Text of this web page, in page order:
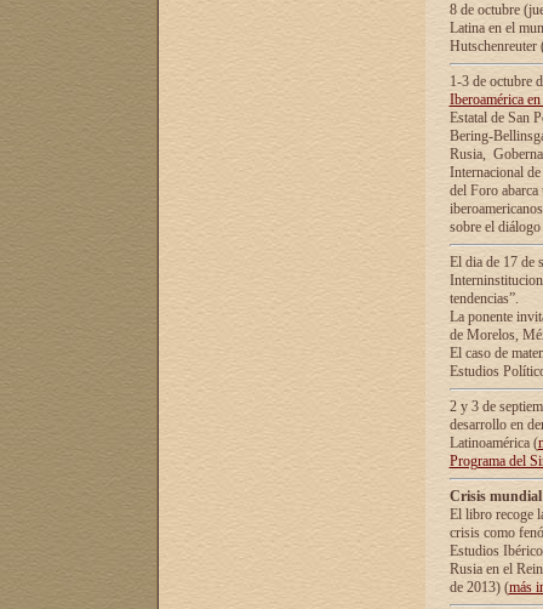
8 de octubre
Latina en el
1-3 de octubre
Iberoamérica
Estatal de San
Bering-
Rusia,
Internacional
del Foro
sobre el
El dia de 17 de
tendencias”.
La ponente
de Morelos,
El caso de
Estudios
2 y 3 de
desarrollo en
Latinoamérica (
Programa del
Crisis
El libro recoge
crisis como
Estudios
Rusia en el
de 2013) (más